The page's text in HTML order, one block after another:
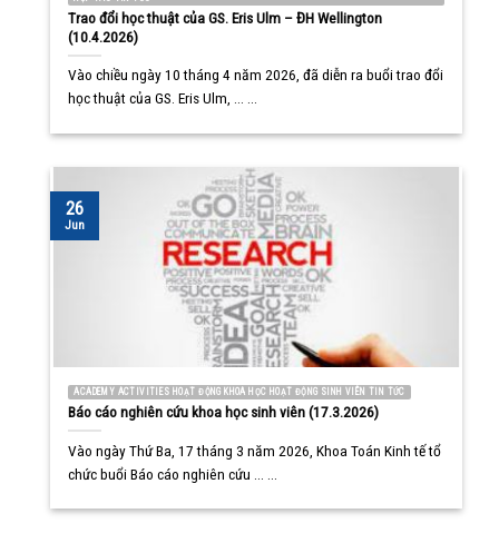
Trao đổi học thuật của GS. Eris Ulm – ĐH Wellington
(10.4.2026)
Vào chiều ngày 10 tháng 4 năm 2026, đã diễn ra buổi trao đổi
học thuật của GS. Eris Ulm, ... ...
ACADEMY ACTIVITIES HOẠT ĐỘNG KHOA HỌC HOẠT ĐỘNG SINH VIÊN TIN TỨC
Báo cáo nghiên cứu khoa học sinh viên (17.3.2026)
Vào ngày Thứ Ba, 17 tháng 3 năm 2026, Khoa Toán Kinh tế tổ
chức buổi Báo cáo nghiên cứu ... ...
26
Jun